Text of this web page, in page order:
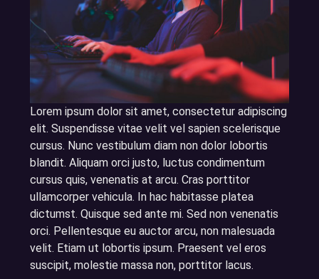
Lorem ipsum dolor sit amet, consectetur adipiscing
elit. Suspendisse vitae velit vel sapien scelerisque
cursus. Nunc vestibulum diam non dolor lobortis
blandit. Aliquam orci justo, luctus condimentum
cursus quis, venenatis at arcu. Cras porttitor
ullamcorper vehicula. In hac habitasse platea
dictumst. Quisque sed ante mi. Sed non venenatis
orci. Pellentesque eu auctor arcu, non malesuada
velit. Etiam ut lobortis ipsum. Praesent vel eros
suscipit, molestie massa non, porttitor lacus.